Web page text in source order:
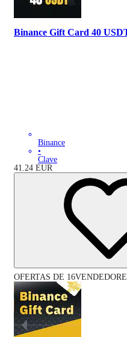
Binance Gift Card 40
Binance
•
Clave
41.24 EUR
OFERTAS DE